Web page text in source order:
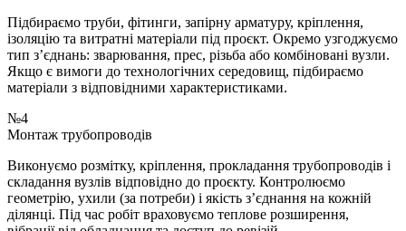
Підбираємо труби, фітинги, запірну арматуру, кріплення,
ізоляцію та витратні матеріали під проєкт. Окремо узгоджуємо
тип з’єднань: зварювання, прес, різьба або комбіновані вузли.
Якщо є вимоги до технологічних середовищ, підбираємо
матеріали з відповідними характеристиками.
№4
Монтаж трубопроводів
Виконуємо розмітку, кріплення, прокладання трубопроводів і
складання вузлів відповідно до проєкту. Контролюємо
геометрію, ухили (за потреби) і якість з’єднання на кожній
ділянці. Під час робіт враховуємо теплове розширення,